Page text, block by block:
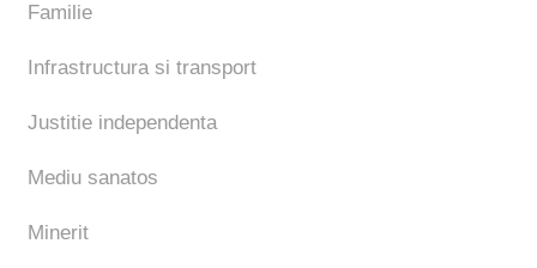
Familie
Infrastructura si transport
Justitie independenta
Mediu sanatos
Minerit